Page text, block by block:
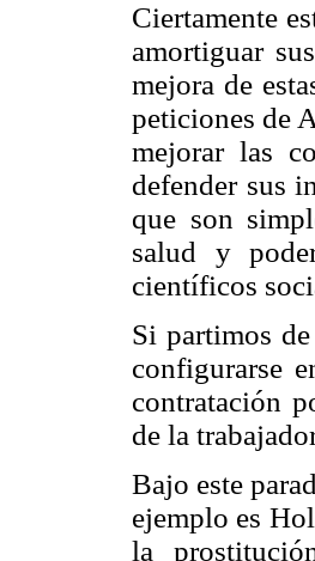
Ciertamente
amortiguar
mejora de
peticiones de
mejorar las
defender sus
que son
salud y
científicos
Si partimos
configurarse
contratación
de la
Bajo este
ejemplo es
la